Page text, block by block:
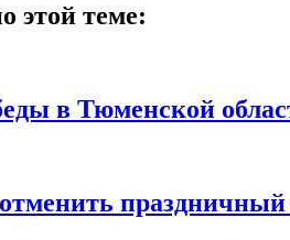
этой теме:
в Тюменской